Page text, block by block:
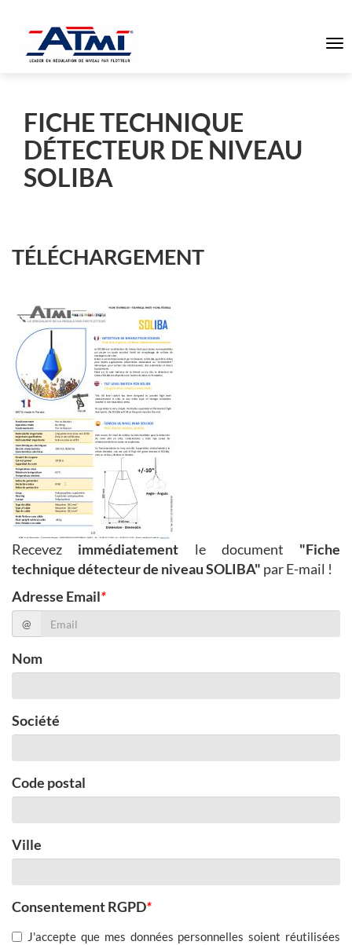
FICHE TECHNIQUE
DÉTECTEUR DE NIVEAU
SOLIBA
TÉLÉCHARGEMENT
Recevez immédiatement le document "Fiche
technique détecteur de niveau SOLIBA" par E-mail !
Adresse Email*
@
Nom
Société
Code postal
Ville
Consentement RGPD*
J'accepte que mes données personnelles soient réutilisées